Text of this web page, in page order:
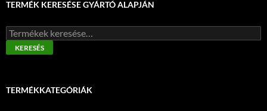
TERMÉK KERESÉSE GYÁRTÓ ALAPJÁN
Keresés
a
következőre:
KERESÉS
TERMÉKKATEGÓRIÁK